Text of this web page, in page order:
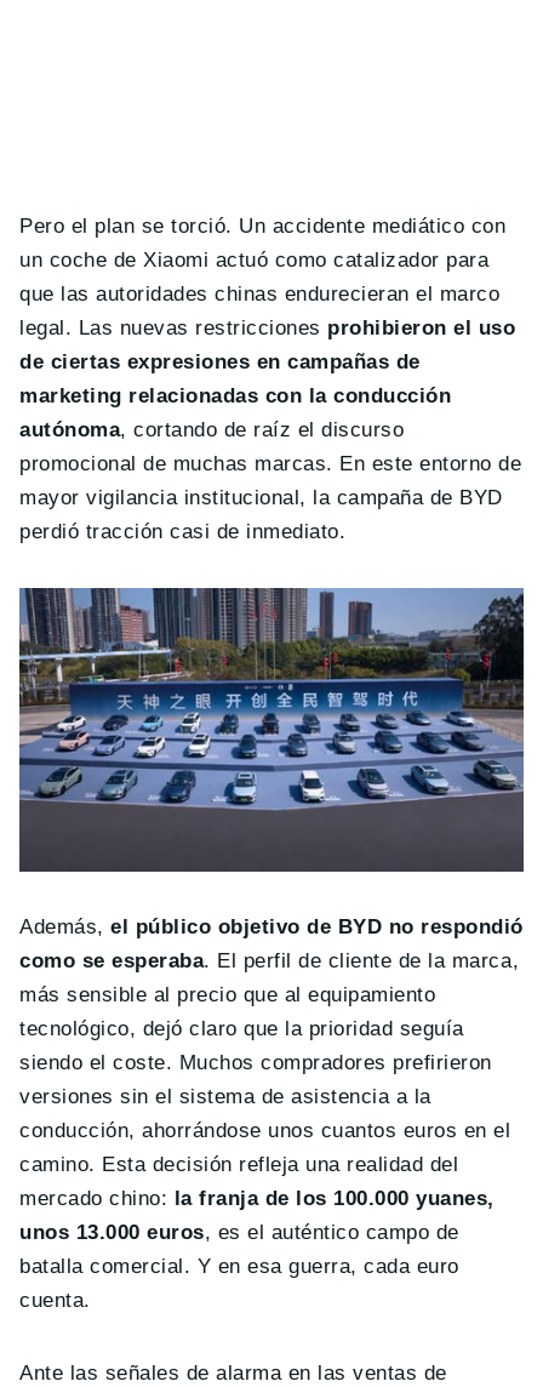
Pero el plan se torció. Un accidente mediático con
un coche de Xiaomi actuó como catalizador para
que las autoridades chinas endurecieran el marco
legal. Las nuevas restricciones prohibieron el uso
de ciertas expresiones en campañas de
marketing relacionadas con la conducción
autónoma, cortando de raíz el discurso
promocional de muchas marcas. En este entorno de
mayor vigilancia institucional, la campaña de BYD
perdió tracción casi de inmediato.
Además,el público objetivo de BYD no respondió
como se esperaba. El perfil de cliente de la marca,
más sensible al precio que al equipamiento
tecnológico, dejó claro que la prioridad seguía
siendo el coste. Muchos compradores prefirieron
versiones sin el sistema de asistencia a la
conducción, ahorrándose unos cuantos euros en el
camino. Esta decisión refleja una realidad del
mercado chino: la franja de los 100.000 yuanes,
unos 13.000 euros, es el auténtico campo de
batalla comercial. Y en esa guerra, cada euro
cuenta.
Ante las señales de alarma en las ventas de